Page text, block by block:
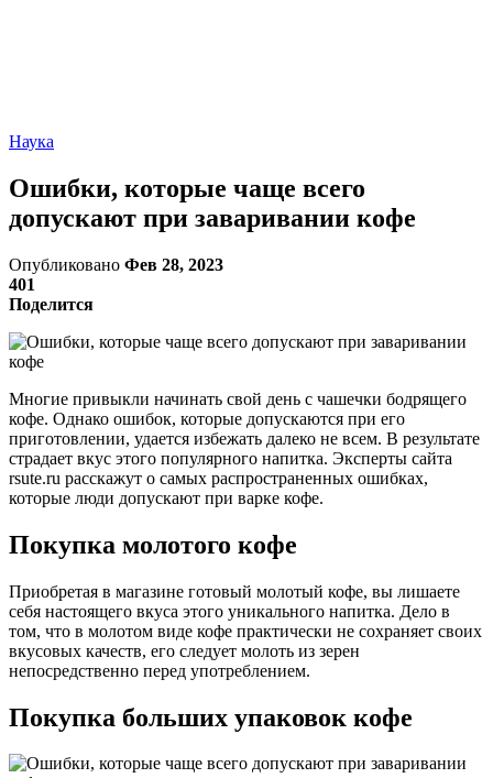
Наука
Ошибки, которые чаще всего
допускают при заваривании кофе
Опубликовано Фев 28, 2023
401
Поделится
Многие привыкли начинать свой день с чашечки бодрящего
кофе. Однако ошибок, которые допускаются при его
приготовлении, удается избежать далеко не всем. В результате
страдает вкус этого популярного напитка. Эксперты сайта
rsute.ru расскажут о самых распространенных ошибках,
которые люди допускают при варке кофе.
Покупка молотого кофе
Приобретая в магазине готовый молотый кофе, вы лишаете
себя настоящего вкуса этого уникального напитка. Дело в
том, что в молотом виде кофе практически не сохраняет своих
вкусовых качеств, его следует молоть из зерен
непосредственно перед употреблением.
Покупка больших упаковок кофе